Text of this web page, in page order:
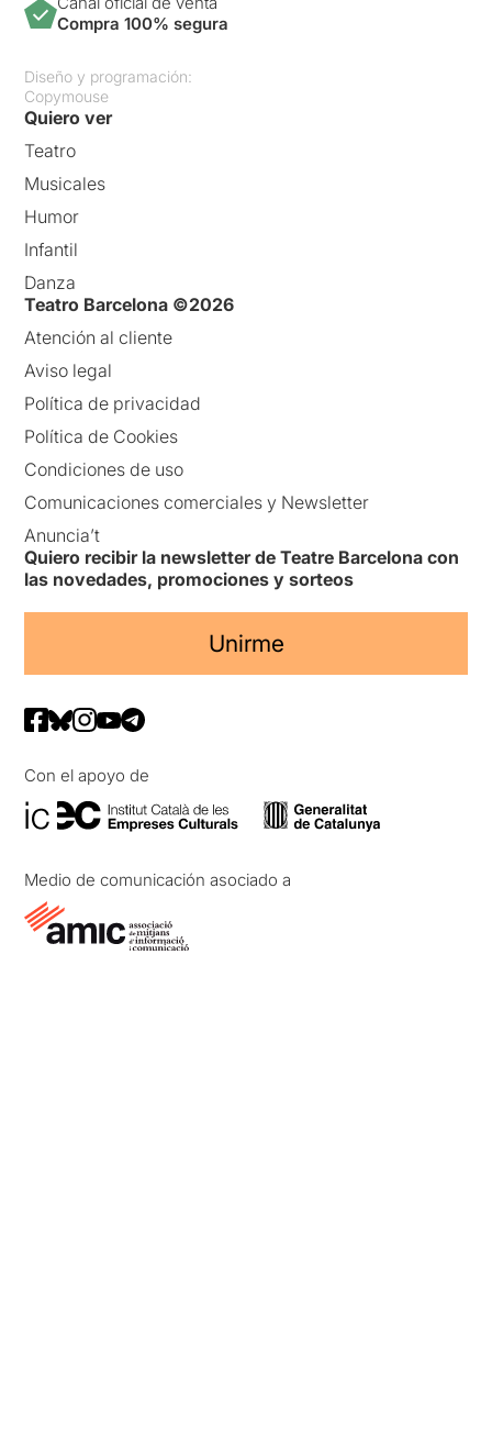
Compra 100% segura
Diseño y programación:
Copymouse
Quiero ver
Teatro
Musicales
Humor
Infantil
Danza
Teatro Barcelona ©2026
Atención al cliente
Aviso legal
Política de privacidad
Política de Cookies
Condiciones de uso
Comunicaciones comerciales y Newsletter
Anuncia’t
Quiero recibir la newsletter de Teatre Barcelona con
las novedades, promociones y sorteos
Unirme
Con el apoyo de
Medio de comunicación asociado a